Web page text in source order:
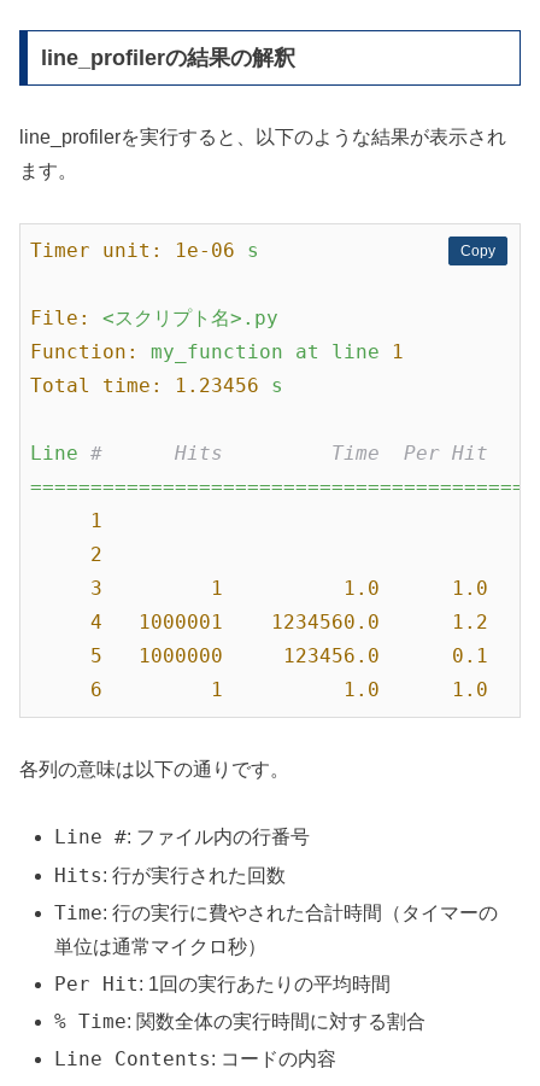
line_profilerの結果の解釈
line_profilerを実行すると、以下のような結果が表示され
ます。
Copy
Copy
Timer unit: 1e-06 s
File:
<スクリプト名>.py
Function:
my_function at line
1
Total time:
1.23456 s
Line #      Hits         Time  Per Hit   %
1
2
3
1 1.0
1.0
4
1000001 1234560.0 1.2
5
1000000 123456.0
0.1
6
1 1.0 1.0
各列の意味は以下の通りです。
Line #: ファイル内の行番号
Hits: 行が実行された回数
Time: 行の実行に費やされた合計時間（タイマーの
単位は通常マイクロ秒）
Per Hit: 1回の実行あたりの平均時間
% Time: 関数全体の実行時間に対する割合
Line Contents: コードの内容